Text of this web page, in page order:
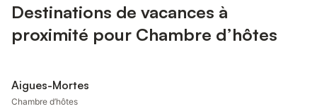
Destinations de vacances à
proximité pour Chambre d’hôtes
Aigues-Mortes
Chambre d’hôtes